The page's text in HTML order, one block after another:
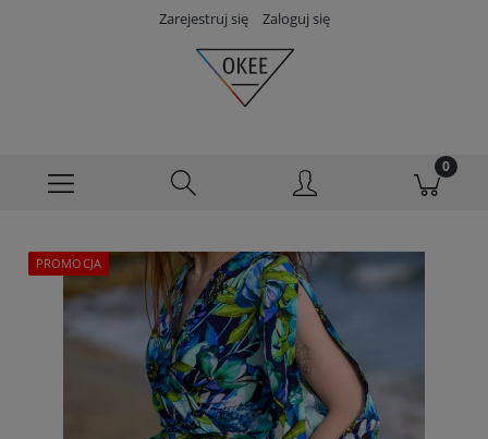
Zarejestruj się Zaloguj się
PROMOCJA